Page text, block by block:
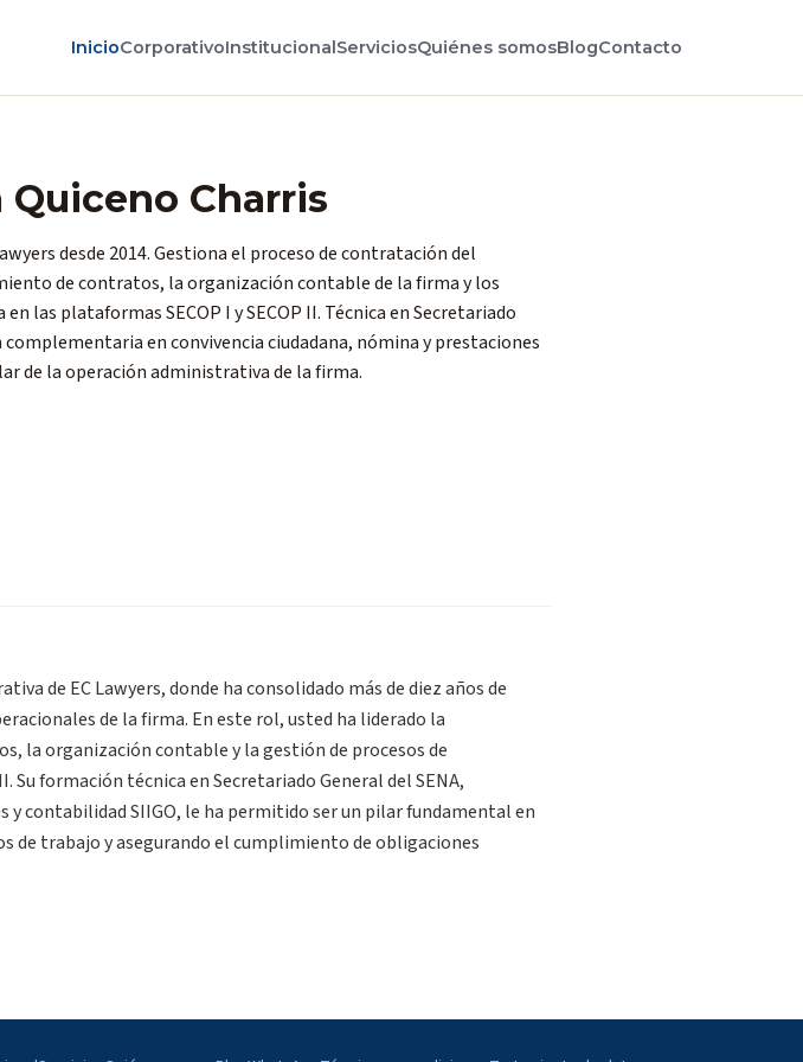
InicioCorporativoInstitucionalServiciosQuiénes somosBlogContacto
Quiceno Charris
desde 2014. Gestiona el proceso de contratación del
de contratos, la organización contable de la firma y los
las plataformas SECOP I y SECOP II. Técnica en Secretariado
complementaria en convivencia ciudadana, nómina y prestaciones
de la operación administrativa de la firma.
de EC Lawyers, donde ha consolidado más de diez años de
de la firma. En este rol, usted ha liderado la
la organización contable y la gestión de procesos de
Su formación técnica en Secretariado General del SENA,
contabilidad SIIGO, le ha permitido ser un pilar fundamental en
de trabajo y asegurando el cumplimiento de obligaciones